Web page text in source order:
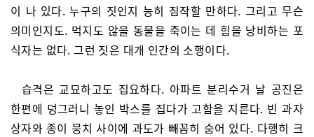
이 나 있다. 누구의 짓인지 능히 짐작할 만하다. 그리고 무슨
의미인지도. 먹지도 않을 동물을 죽이는 데 힘을 낭비하는 포
식자는 없다. 그런 짓은 대개 인간의 소행이다.
습격은 교묘하고도 집요하다. 아파트 분리수거 날 공진은
한편에 덩그러니 놓인 박스를 집다가 고함을 지른다. 빈 과자
상자와 종이 뭉치 사이에 과도가 빼꼼히 숨어 있다. 다행히 크